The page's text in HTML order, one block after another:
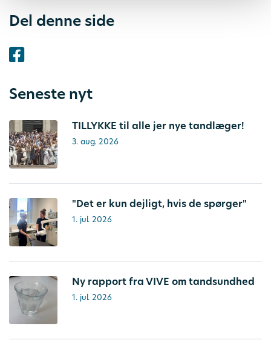
Del denne side
Seneste nyt
TILLYKKE til alle jer nye tandlæger!
3. aug. 2026
"Det er kun dejligt, hvis de spørger"
1. jul. 2026
Ny rapport fra VIVE om tandsundhed
1. jul. 2026